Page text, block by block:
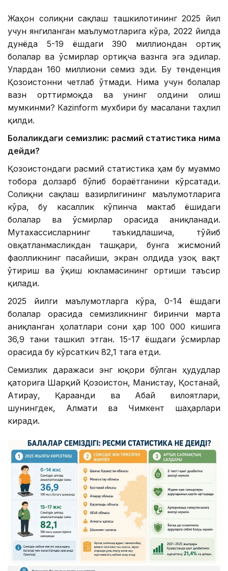
Жаҳон соғлиқни сақлаш ташкилотининг 2025 йил
учун янгиланган маълумотларига кўра, 2022 йилда
дунёда 5-19 ёшдаги 390 миллиондан ортиқ
болалар ва ўсмирлар ортиқча вазнга эга эдилар.
Улардан 160 миллиони семиз эди. Бу тенденция
Қозоғистонни четлаб ўтмади. Нима учун болалар
вазн орттирмоқда ва унинг олдини олиш
мумкинми? Кazinform мухбири бу масалани таҳлил
қилди.
Болаликдаги семизлик: расмий статистика нима
дейди?
Қозоғистондаги расмий статистика ҳам бу муаммо
тобора долзарб бўлиб бораётганини кўрсатади.
Соғлиқни сақлаш вазирлигининг маълумотларига
кўра, бу касаллик кўпинча мактаб ёшидаги
болалар ва ўсмирлар орасида аниқланади.
Мутахассисларнинг таъкидлашича, тўйиб
овқатланмасликдан ташқари, бунга жисмоний
фаолликнинг пасайиши, экран олдида узоқ вақт
ўтириш ва ўқиш юкламасининг ортиши таъсир
қилади.
2025 йилги маълумотларга кўра, 0-14 ёшдаги
болалар орасида семизликнинг биринчи марта
аниқланган ҳолатлари сони ҳар 100 000 кишига
36,9 тани ташкил этган. 15-17 ёшдаги ўсмирлар
орасида бу кўрсаткич 82,1 тага етди.
Семизлик даражаси энг юқори бўлган ҳудудлар
қаторига Шарқий Қозоғистон, Манғистау, Қостанай,
Атирау, Қарағанди ва Абай вилоятлари,
шунингдек, Алмати ва Чимкент шаҳарлари
киради.